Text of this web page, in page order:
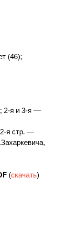
(46);
2-я и 3-я —
я стр. —
(скачать)